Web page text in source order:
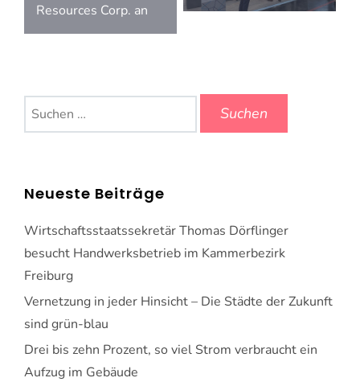
Resources Corp. an
Suchen
nach:
Neueste Beiträge
Wirtschaftsstaatssekretär Thomas Dörflinger
besucht Handwerksbetrieb im Kammerbezirk
Freiburg
Vernetzung in jeder Hinsicht – Die Städte der Zukunft
sind grün-blau
Drei bis zehn Prozent, so viel Strom verbraucht ein
Aufzug im Gebäude